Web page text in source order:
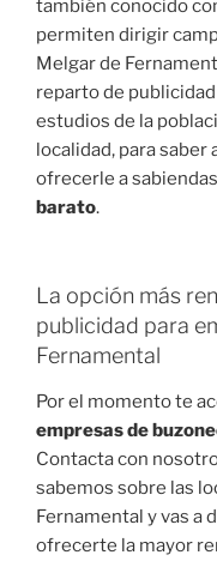
también conocido
permiten dirigir
Melgar de
reparto de
estudios de la
localidad, para saber
ofrecerle a
barato.
La opción más
publicidad para
Fernamental
Por el momento te
empresas de
Contacta con
sabemos sobre las
Fernamental y vas a
ofrecerte la mayor